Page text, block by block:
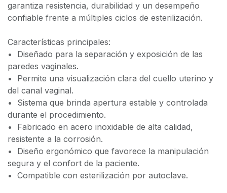
garantiza resistencia, durabilidad y un desempeño
confiable frente a múltiples ciclos de esterilización.
Características principales:
•⁠ ⁠Diseñado para la separación y exposición de las
paredes vaginales.
•⁠ ⁠Permite una visualización clara del cuello uterino y
del canal vaginal.
•⁠ ⁠Sistema que brinda apertura estable y controlada
durante el procedimiento.
•⁠ ⁠Fabricado en acero inoxidable de alta calidad,
resistente a la corrosión.
•⁠ ⁠Diseño ergonómico que favorece la manipulación
segura y el confort de la paciente.
•⁠ ⁠Compatible con esterilización por autoclave.